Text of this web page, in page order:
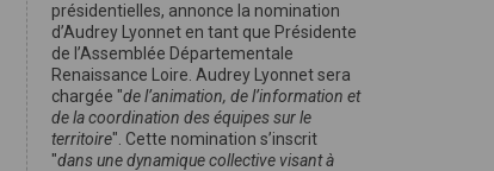
présidentielles, annonce la nomination
d’Audrey Lyonnet en tant que Présidente
de l’Assemblée Départementale
Renaissance Loire. Audrey Lyonnet sera
chargée "de l’animation, de l’information et
de la coordination des équipes sur le
territoire". Cette nomination s’inscrit
"dans une dynamique collective visant à